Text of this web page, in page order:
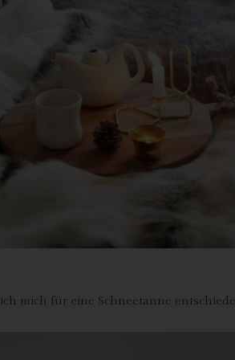
mich für eine Schneetanne
Grundverordnung, sonstiger in
Union geltenden Datenschutzgesetze
Charakter ist: